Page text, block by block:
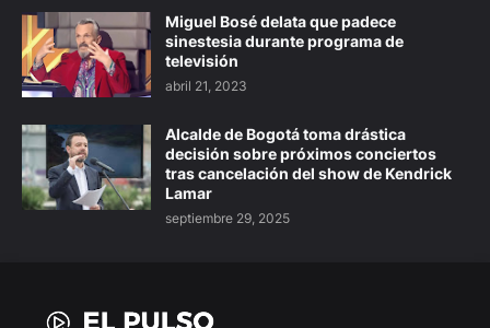
Miguel Bosé delata que padece
sinestesia durante programa de
televisión
abril 21, 2023
Alcalde de Bogotá toma drástica
decisión sobre próximos conciertos
tras cancelación del show de Kendrick
Lamar
septiembre 29, 2025